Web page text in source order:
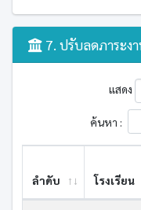
7. ปรับลดภาระง
แสดง
ค้นหา :
ลำดับ โรงเรียน